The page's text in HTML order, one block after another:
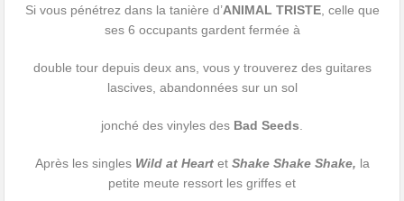
Si vous pénétrez dans la tanière d’ANIMAL TRISTE, celle que
ses 6 occupants gardent fermée à
double tour depuis deux ans, vous y trouverez des guitares
lascives, abandonnées sur un sol
jonché des vinyles des Bad Seeds
Après les singles Wild at Heartet Shake Shake Shake, la
petite meute ressort les griffes et